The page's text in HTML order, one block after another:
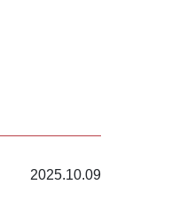
2025.10.09